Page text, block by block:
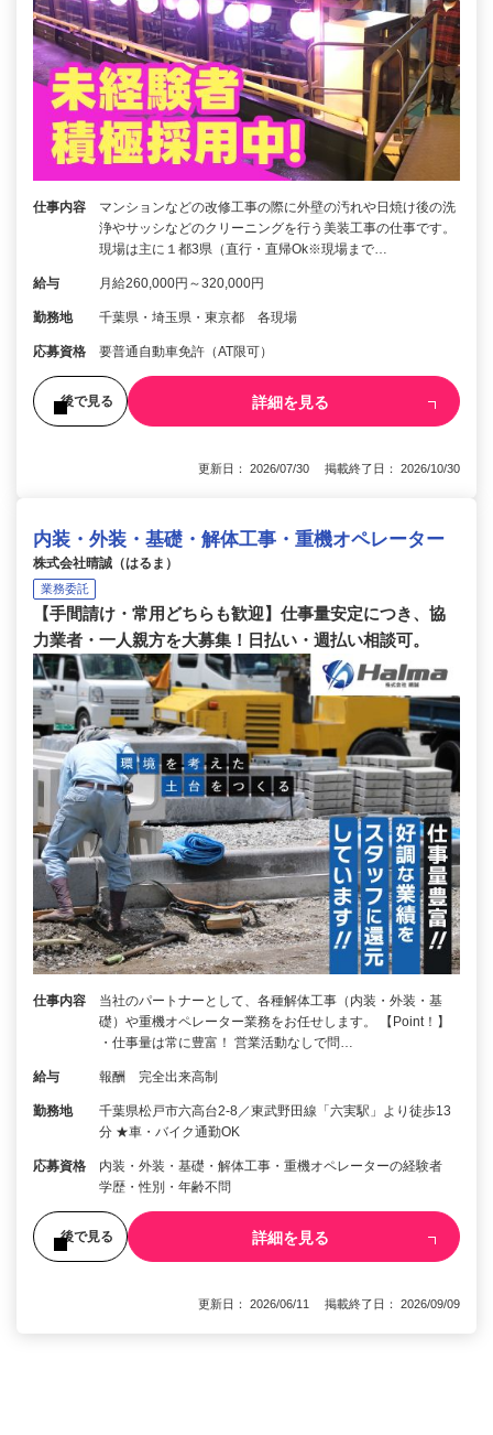
仕事内容
マンションなどの改修工事の際に外壁の汚れや日焼け後の洗
浄やサッシなどのクリーニングを行う美装工事の仕事です。
現場は主に１都3県（直行・直帰Ok※現場まで…
給与 月給260,000円～320,000円
勤務地 千葉県・埼玉県・東京都 各現場
応募資格 要普通自動車免許（AT限可）
後で見る 詳細を見る
更新日： 2026/07/30 掲載終了日： 2026/10/30
内装・外装・基礎・解体工事・重機オペレーター
株式会社晴誠（はるま）
業務委託
【手間請け・常用どちらも歓迎】仕事量安定につき、協
力業者・一人親方を大募集！日払い・週払い相談可。
仕事内容
当社のパートナーとして、各種解体工事（内装・外装・基
礎）や重機オペレーター業務をお任せします。 【Point！】
・仕事量は常に豊富！ 営業活動なしで問…
給与 報酬 完全出来高制
勤務地
千葉県松戸市六高台2-8／東武野田線「六実駅」より徒歩13
分 ★車・バイク通勤OK
応募資格
内装・外装・基礎・解体工事・重機オペレーターの経験者
学歴・性別・年齢不問
後で見る 詳細を見る
更新日： 2026/06/11 掲載終了日： 2026/09/09